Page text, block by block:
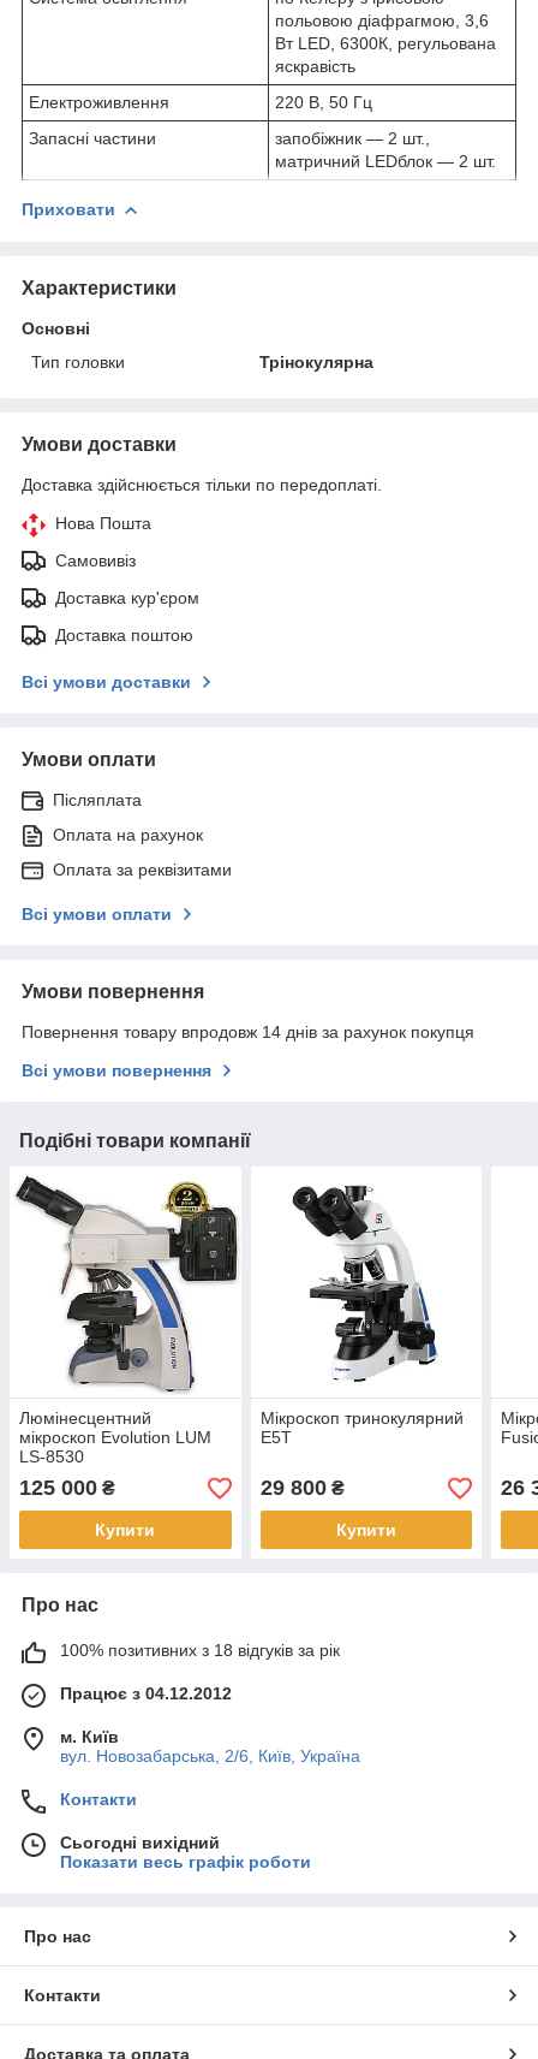
польовою діафрагмою, 3,6
Вт LED, 6300К, регульована
яскравість
Електроживлення
220 В, 50 Гц
Запасні частини
запобіжник — 2 шт.,
матричний LEDблок — 2 шт.
Приховати
Характеристики
Основні
Тип головки
Трінокулярна
Умови доставки
Доставка здійснюється тільки по передоплаті.
Нова Пошта
Самовивіз
Доставка кур'єром
Доставка поштою
Всі умови доставки
Умови оплати
Післяплата
Оплата на рахунок
Оплата за реквізитами
Всі умови оплати
Умови повернення
Повернення товару впродовж 14 днів за рахунок покупця
Всі умови повернення
Подібні товари компанії
Люмінесцентний
мікроскоп Evolution LUM
LS-8530
125 000 ₴
Купити
Мікроскоп тринокулярний
E5T
29 800₴
Купити
26
Про нас
100% позитивних з 18 відгуків за рік
Працює з 04.12.2012
м. Київ
вул. Новозабарська, 2/6, Київ, Україна
Контакти
Сьогодні вихідний
Показати весь графік роботи
Про нас
Контакти
Доставка та оплата